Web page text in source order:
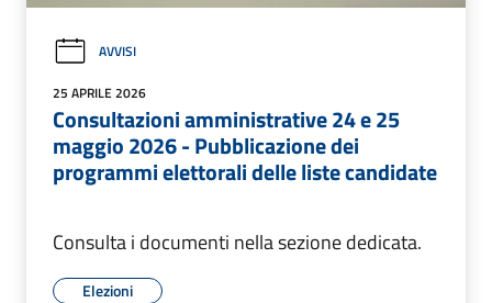
AVVISI
25 APRILE 2026
Consultazioni amministrative 24 e 25
maggio 2026 - Pubblicazione dei
programmi elettorali delle liste candidate
Consulta i documenti nella sezione dedicata.
Elezioni